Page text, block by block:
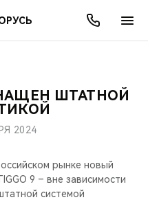
ШТАТНОЙ
2024
рынке новый
9 – вне зависимости
системой